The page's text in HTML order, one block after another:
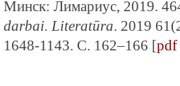
Минск: Лимариус, 2019.
darbai. Literatūra. 2019
1648-1143. С. 162–166 [pdf